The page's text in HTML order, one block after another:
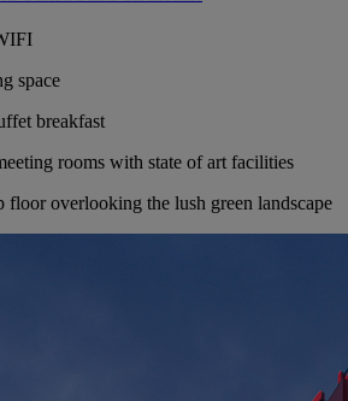
space
breakfast
rooms with state of art facilities
floor overlooking the lush green landscape